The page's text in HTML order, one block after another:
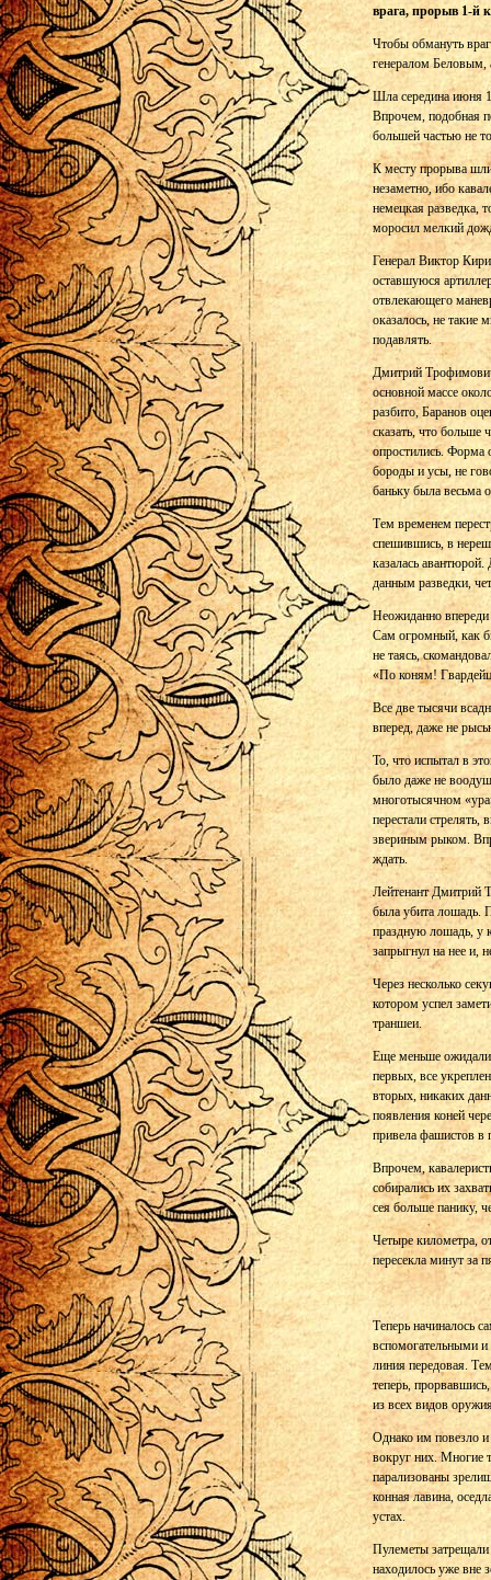
врага, прорыв 1-й
Чтобы обмануть
генералом Беловым,
Шла середина июня
Впрочем, подобная
большей частью не
К месту прорыва шли
незаметно, ибо
немецкая разведка,
моросил мелкий
Генерал Виктор
оставшуюся
отвлекающего
оказалось, не такие
подавлять.
Дмитрий
основной массе
разбито, Баранов
сказать, что больше
опростились. Форма
бороды и усы, не
баньку была весьма
Тем временем
спешившись, в
казалась
данным разведки,
Неожиданно
Сам огромный, как
не таясь,
«По коням!
Все две тысячи
вперед, даже не
То, что испытал в
было даже не
многотысячном
перестали
звериным рыком.
ждать.
Лейтенант Дмитрий
была убита лошадь.
праздную лошадь, у
запрыгнул на нее и,
Через несколько
котором успел
траншеи.
Еще меньше ожидали
первых, все
вторых, никаких
появления коней
привела фашистов в
Впрочем,
собирались их
сея больше панику,
Четыре километра,
пересекла минут за
Теперь начиналось
вспомогательными
линия передовая.
теперь,
из всех видов
Однако им повезло
вокруг них. Многие
парализованы
конная лавина,
устах.
Пулеметы затрещали
находилось уже вне